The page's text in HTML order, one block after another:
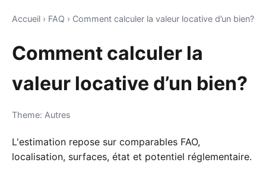
Accueil › FAQ › Comment calculer la valeur locative d’un bien?
Comment calculer la
valeur locative d’un bien?
Theme: Autres
L'estimation repose sur comparables FAO,
localisation, surfaces, état et potentiel réglementaire.